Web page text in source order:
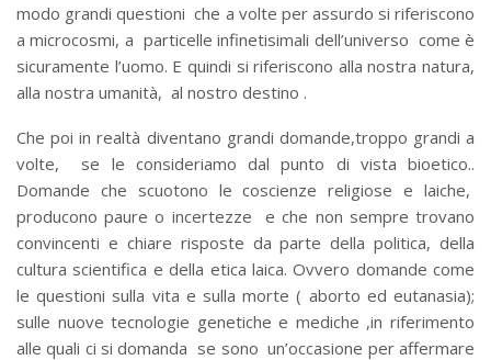
modo grandi questioni che a volte per assurdo si riferiscono
a microcosmi, a particelle infinetisimali dell’universo come è
sicuramente l’uomo. E quindi si riferiscono alla nostra natura,
alla nostra umanità, al nostro destino .
Che poi in realtà diventano grandi domande,troppo grandi a
volte, se le consideriamo dal punto di vista bioetico..
Domande che scuotono le coscienze religiose e laiche,
producono paure o incertezze e che non sempre trovano
convincenti e chiare risposte da parte della politica, della
cultura scientifica e della etica laica. Ovvero domande come
le questioni sulla vita e sulla morte ( aborto ed eutanasia);
sulle nuove tecnologie genetiche e mediche ,in riferimento
alle quali ci si domanda se sono un’occasione per affermare